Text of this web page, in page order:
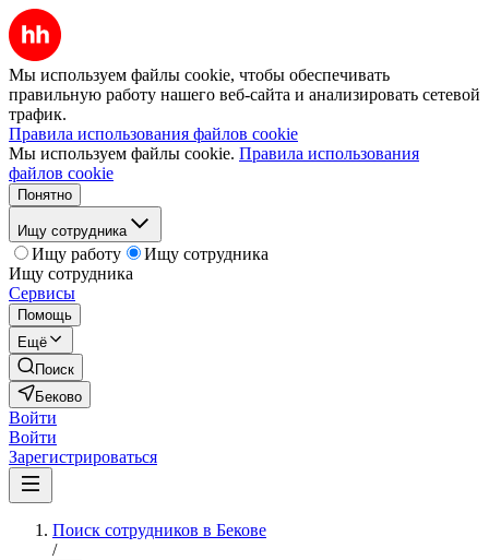
Мы используем файлы cookie, чтобы обеспечивать
правильную работу нашего веб-сайта и анализировать сетевой
трафик.
Правила использования файлов cookie
Мы используем файлы cookie. Правила использования
файлов cookie
Понятно
Ищу сотрудника
Ищу работу
Ищу сотрудника
Ищу сотрудника
Сервисы
Помощь
Ещё
Поиск
Беково
Войти
Войти
Зарегистрироваться
Поиск сотрудников в Бекове
/